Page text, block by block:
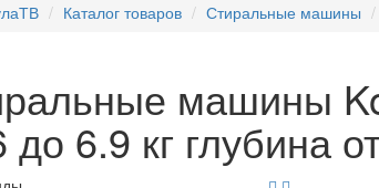
Каталог товаров Стиральные машины
машины
до 6.9 кг глубина